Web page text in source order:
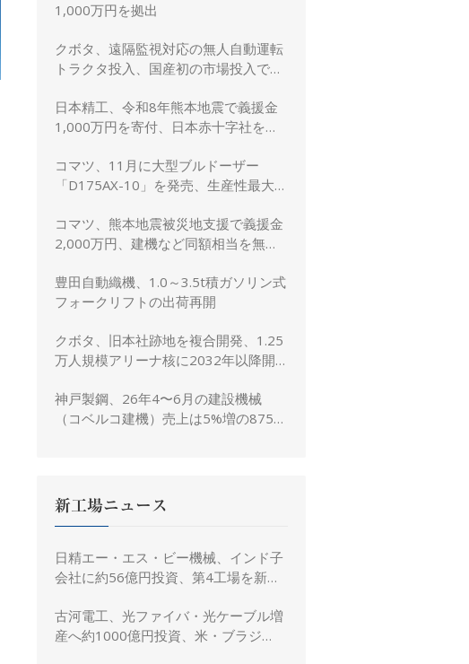
1,000万円を拠出
クボタ、遠隔監視対応の無人自動運転
トラクタ投入、国産初の市場投入でス
日本精工、令和8年熊本地震で義援金
1,000万円を寄付、日本赤十字社を通
コマツ、11月に大型ブルドーザー
「D175AX-10」を発売、生産性最大
コマツ、熊本地震被災地支援で義援金
2,000万円、建機など同額相当を無償
豊田自動織機、1.0～3.5t積ガソリン式
フォークリフトの出荷再開
クボタ、旧本社跡地を複合開発、1.25
万人規模アリーナ核に2032年以降開
神戸製鋼、26年4〜6月の建設機械
（コベルコ建機）売上は5%増の875億
新工場ニュース
日精エー・エス・ビー機械、インド子
会社に約56億円投資、第4工場を新設
古河電工、光ファイバ・光ケーブル増
産へ約1000億円投資、米・ブラジ